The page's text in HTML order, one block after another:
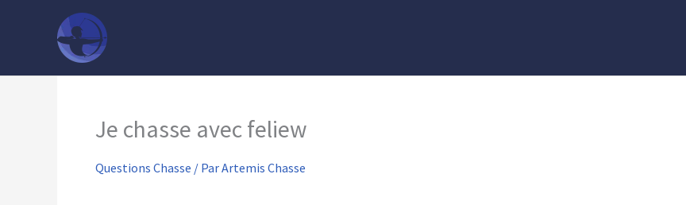
Je chasse avec feliew
Questions Chasse / ParArtemis Chasse